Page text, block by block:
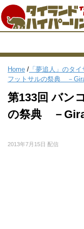
Home / 「夢追人」のタ
フットサルの祭典 －
第133回 バン
の祭典 －
2013年7月15日 配信